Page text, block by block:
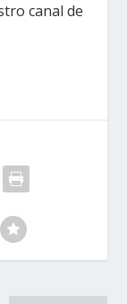
canal de